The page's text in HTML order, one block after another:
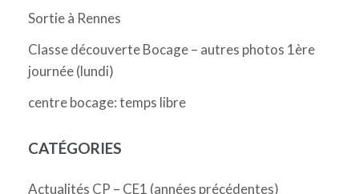
Sortie à Rennes
Classe découverte Bocage – autres photos 1ère
journée (lundi)
centre bocage: temps libre
CATÉGORIES
Actualités CP – CE1 (années précédentes)